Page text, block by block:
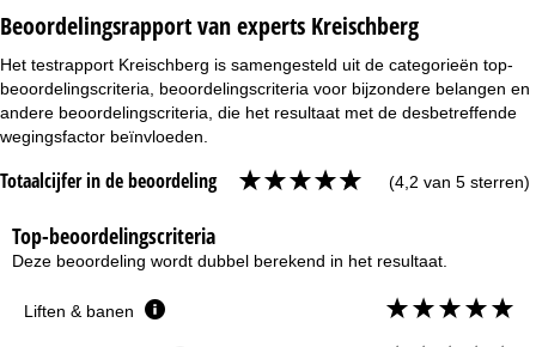
Beoordelingsrapport van experts Kreischberg
Het testrapport Kreischberg is samengesteld uit de categorieën top-
beoordelingscriteria, beoordelingscriteria voor bijzondere belangen en
andere beoordelingscriteria, die het resultaat met de desbetreffende
wegingsfactor beïnvloeden.
Totaalcijfer in de beoordeling (4,2 van 5 sterren)
Top-beoordelingscriteria
Deze beoordeling wordt dubbel berekend in het resultaat.
Liften & banen